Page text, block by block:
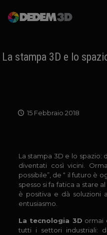
Prodotti
Contatti
Newsletter
La stampa 3D e lo
15 Febbraio 2018
La stampa 3D e lo spazio:
diventati così vicini.
possibile”, de “ il futuro è
spesso si fa fatica a stare
è positiva e dà soluzioni
entusiasmo.
La tecnologia 3D ormai
tutti i settori industriali: